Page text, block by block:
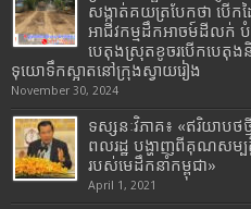
សង្កាត់គយត្របែកថា បើកដ
អាជីវកម្មដឹកអាចម៍ដីលក់ បំផ្
បេតុងស្រុតខូចរបើកបេតុង
ទុយោទឹកស្អាតនៅក្រុងស្វាយរៀង
November 30, 2024
ទស្សនៈវិភាគ៖ «ឥរិយាបថថ្
ពលរដ្ឋ បង្ហាញពីគុណសម្បត្
របស់មេដឹកនាំកម្ពុជា»
April 1, 2021